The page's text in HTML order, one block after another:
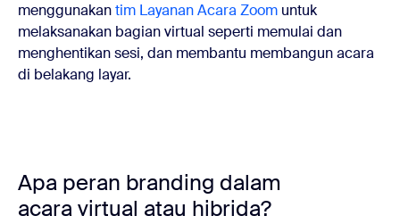
menggunakantim Layanan Acara Zoom untuk
melaksanakan bagian virtual seperti memulai dan
menghentikan sesi, dan membantu membangun acara
di belakang layar.
Apa peran branding dalam
acara virtual atau hibrida?